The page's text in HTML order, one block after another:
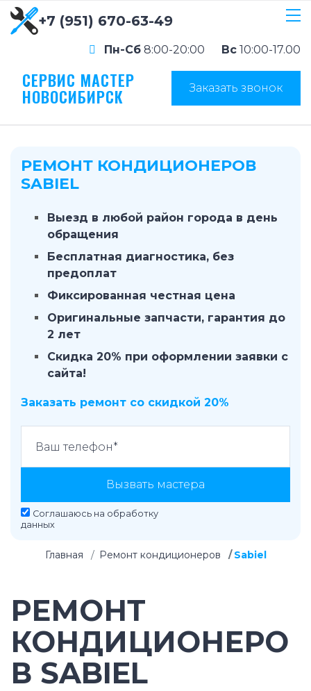
+7 (951) 670-63-49
Пн-Сб 8:00-20:00 Вс 10:00-17.00
СЕРВИС МАСТЕР
НОВОСИБИРСК Заказать звонок
РЕМОНТ КОНДИЦИОНЕРОВ
SABIEL
Выезд в любой район города в день
обращения
Бесплатная диагностика, без
предоплат
Фиксированная честная цена
Оригинальные запчасти, гарантия до
2 лет
Скидка 20% при оформлении заявки с
сайта!
Заказать ремонт со скидкой 20%
Вызвать мастера
Соглашаюсь на обработку
данных
Главная Ремонт кондиционеров Sabiel
РЕМОНТ
КОНДИЦИОНЕРО
В SABIEL